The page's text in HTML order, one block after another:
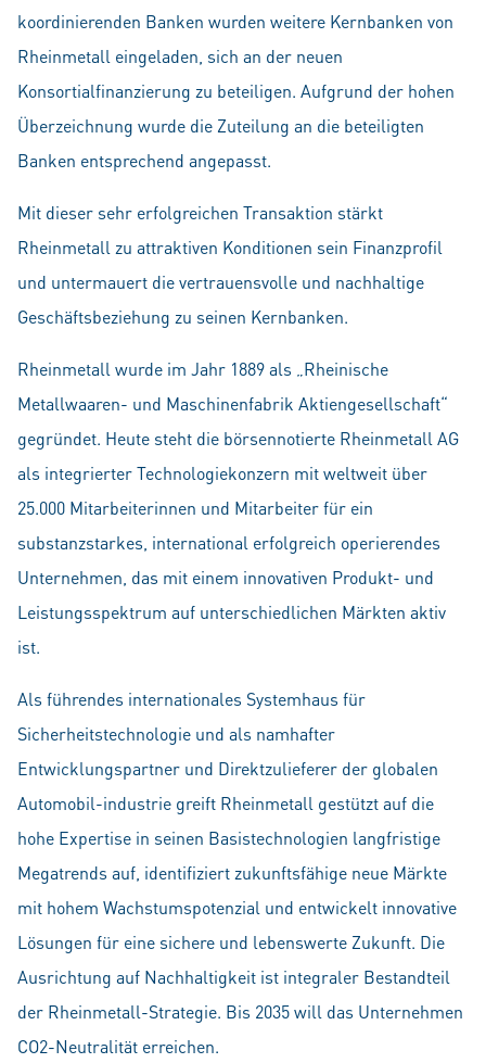
koordinierenden Banken wurden weitere Kernbanken von
Rheinmetall eingeladen, sich an der neuen
Konsortialfinanzierung zu beteiligen. Aufgrund der hohen
Überzeichnung wurde die Zuteilung an die beteiligten
Banken entsprechend angepasst.
Mit dieser sehr erfolgreichen Transaktion stärkt
Rheinmetall zu attraktiven Konditionen sein Finanzprofil
und untermauert die vertrauensvolle und nachhaltige
Geschäftsbeziehung zu seinen Kernbanken.
Rheinmetall wurde im Jahr 1889 als „Rheinische
Metallwaaren- und Maschinenfabrik Aktiengesellschaft“
gegründet. Heute steht die börsennotierte Rheinmetall AG
als integrierter Technologiekonzern mit weltweit über
25.000 Mitarbeiterinnen und Mitarbeiter für ein
substanzstarkes, international erfolgreich operierendes
Unternehmen, das mit einem innovativen Produkt- und
Leistungsspektrum auf unterschiedlichen Märkten aktiv
ist.
Als führendes internationales Systemhaus für
Sicherheitstechnologie und als namhafter
Entwicklungspartner und Direktzulieferer der globalen
Automobil-industrie greift Rheinmetall gestützt auf die
hohe Expertise in seinen Basistechnologien langfristige
Megatrends auf, identifiziert zukunftsfähige neue Märkte
mit hohem Wachstumspotenzial und entwickelt innovative
Lösungen für eine sichere und lebenswerte Zukunft. Die
Ausrichtung auf Nachhaltigkeit ist integraler Bestandteil
der Rheinmetall-Strategie. Bis 2035 will das Unternehmen
CO2-Neutralität erreichen.